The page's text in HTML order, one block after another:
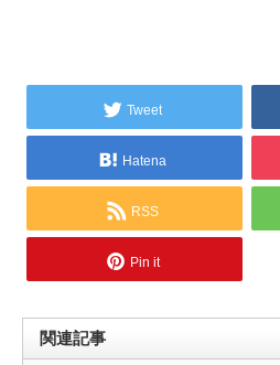
Tweet
Hatena
RSS
Pin it
関連記事